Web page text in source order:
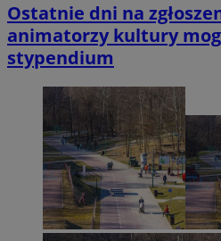
Ostatnie dni na
animatorzy kultury
stypendium